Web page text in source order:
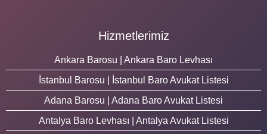
Hizmetlerimiz
Ankara Barosu | Ankara Baro Levhası
İstanbul Barosu | İstanbul Baro Avukat Listesi
Adana Barosu | Adana Baro Avukat Listesi
Antalya Baro Levhası | Antalya Avukat Listesi